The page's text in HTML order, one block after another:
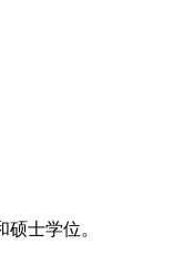
士学位。